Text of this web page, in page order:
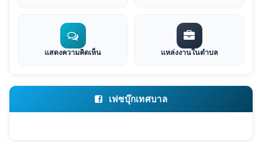
แสดงความคิดเห็น แหล่งงานในตำบล
เฟซบุ๊กเทศบาล